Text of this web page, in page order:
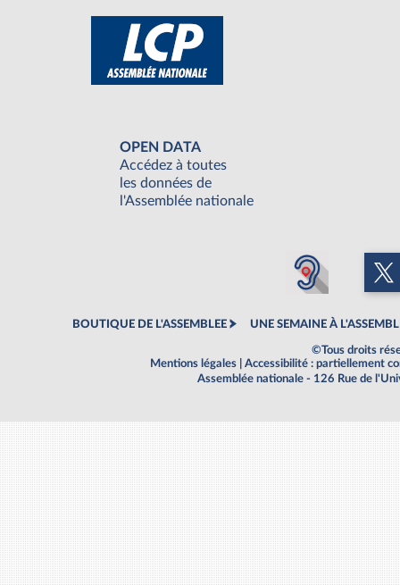
OPEN DATA
Accédez à toutes
les données de
l'Assemblée nationale
BOUTIQUE DE L'ASSEMBLEE UNE SEMAINE À
©Tous droits
Mentions légales
Accessibilité : partiellement
Assemblée nationale - 126 Rue de